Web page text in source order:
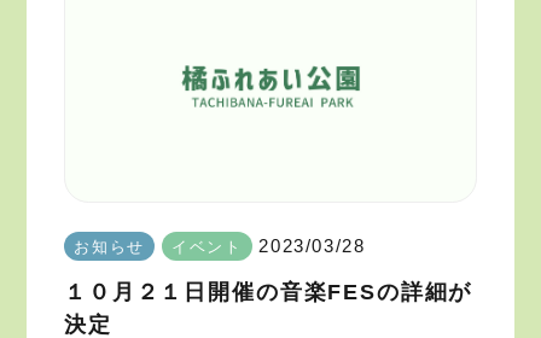
お知らせ イベント 2023/03/28
１０月２１日開催の音楽FESの詳細が
決定